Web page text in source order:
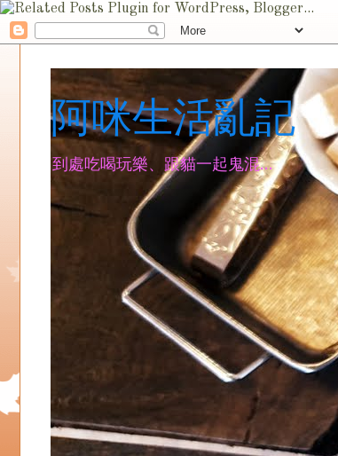
阿咪生活亂記
到處吃喝玩樂、跟貓一起鬼混...